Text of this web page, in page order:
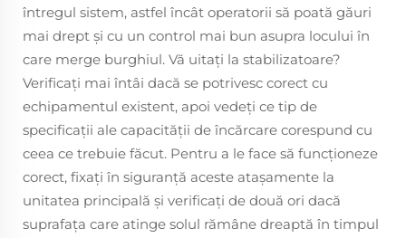
întregul sistem, astfel încât operatorii să poată găuri
mai drept și cu un control mai bun asupra locului în
care merge burghiul. Vă uitați la stabilizatoare?
Verificați mai întâi dacă se potrivesc corect cu
echipamentul existent, apoi vedeți ce tip de
specificații ale capacității de încărcare corespund cu
ceea ce trebuie făcut. Pentru a le face să funcționeze
corect, fixați în siguranță aceste atașamente la
unitatea principală și verificați de două ori dacă
suprafața care atinge solul rămâne dreaptă în timpul